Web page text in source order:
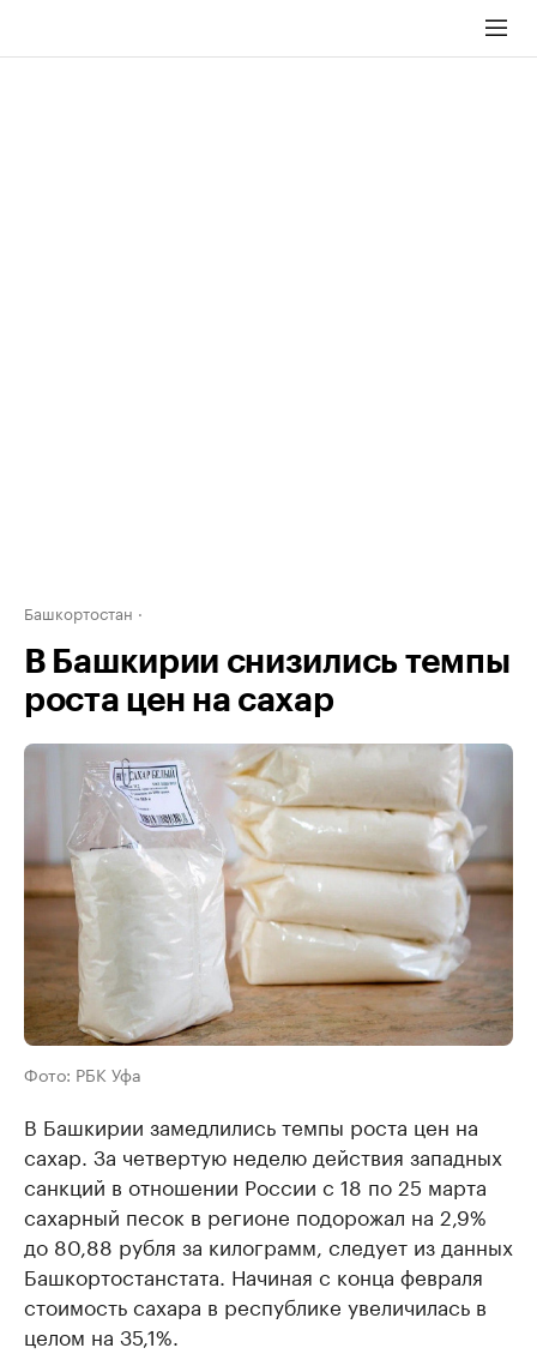
Башкортостан
В Башкирии снизились темпы
роста цен на сахар
Фото: РБК Уфа
В Башкирии замедлились темпы роста цен на
сахар. За четвертую неделю действия западных
санкций в отношении России с 18 по 25 марта
сахарный песок в регионе подорожал на 2,9%
до 80,88 рубля за килограмм, следует из данных
Башкортостанстата. Начиная с конца февраля
стоимость сахара в республике увеличилась в
целом на 35,1%.